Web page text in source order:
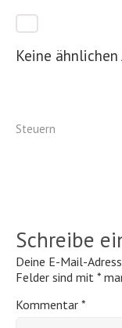
Keine
Steuern
Schreibe
Deine E-Mail-
Felder sind mit *
Kommentar *